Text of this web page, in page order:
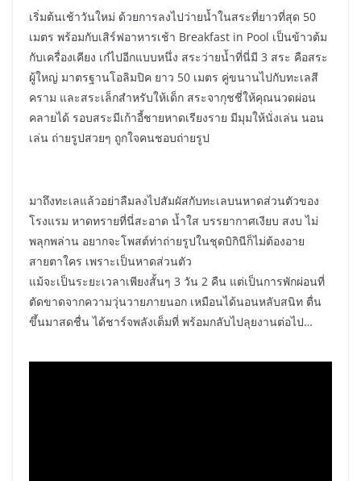
เริ่มต้นเช้าวันใหม่ ด้วยการลงไปว่ายน้ำในสระที่ยาวที่สุด 50
เมตร พร้อมกับเสิร์ฟอาหารเช้า Breakfast in Pool เป็นข้าวต้ม
กับเครื่องเคียง เก๋ไปอีกแบบหนึ่ง สระว่ายน้ำที่นี่มี 3 สระ คือสระ
ผู้ใหญ่ มาตรฐานโอลิมปิค ยาว 50 เมตร คู่ขนานไปกับทะเลสี
คราม และสระเล็กสำหรับให้เด็ก สระจากุชชี่ให้คุณนวดผ่อน
คลายได้ รอบสระมีเก้าอี้ชายหาดเรียงราย มีมุมให้นั่งเล่น นอน
เล่น ถ่ายรูปสวยๆ ถูกใจคนชอบถ่ายรูป
มาถึงทะเลแล้วอย่าลืมลงไปสัมผัสกับทะเลบนหาดส่วนตัวของ
โรงแรม หาดทรายที่นี่สะอาด น้ำใส บรรยากาศเงียบ สงบ ไม่
พลุกพล่าน อยากจะโพสต์ท่าถ่ายรูปในชุดบิกินีก็ไม่ต้องอาย
สายตาใคร เพราะเป็นหาดส่วนตัว
แม้จะเป็นระยะเวลาเพียงสั้นๆ 3 วัน 2 คืน แต่เป็นการพักผ่อนที่
ตัดขาดจากความวุ่นวายภายนอก เหมือนได้นอนหลับสนิท ตื่น
ขึ้นมาสดชื่น ได้ชาร์จพลังเต็มที่ พร้อมกลับไปลุยงานต่อไป…